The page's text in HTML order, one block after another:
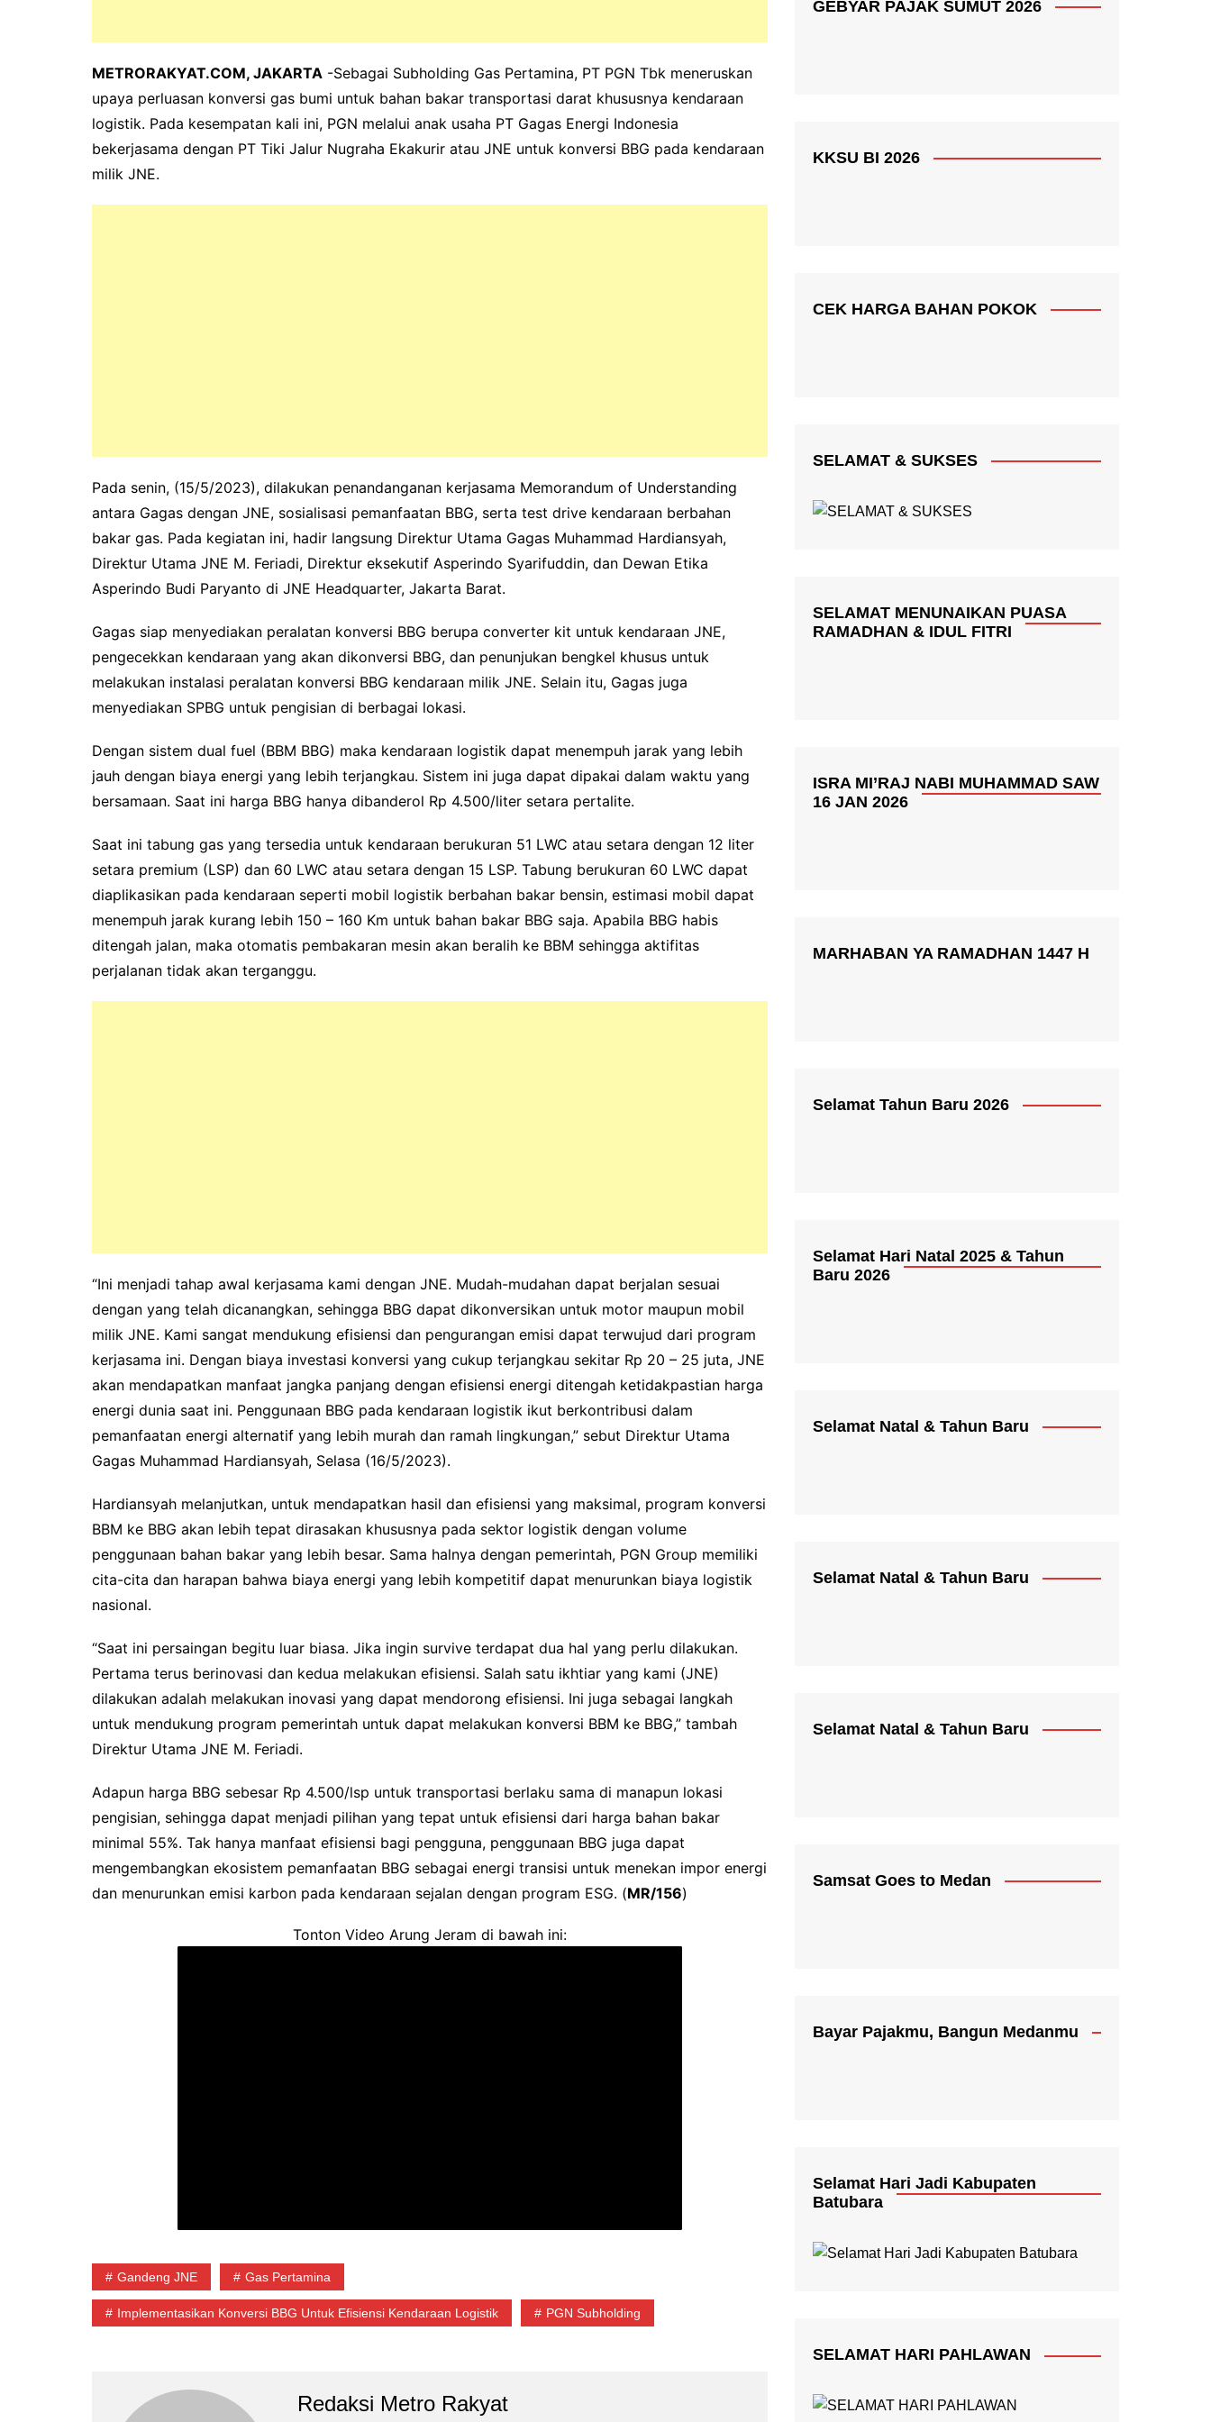
METRORAKYAT.COM, JAKARTA -Sebagai Subholding Gas Pertamina, PT PGN Tbk meneruskan
upaya perluasan konversi gas bumi untuk bahan bakar transportasi darat khususnya kendaraan
logistik. Pada kesempatan kali ini, PGN melalui anak usaha PT Gagas Energi Indonesia
bekerjasama dengan PT Tiki Jalur Nugraha Ekakurir atau JNE untuk konversi BBG pada kendaraan
milik JNE.
Pada senin, (15/5/2023), dilakukan penandanganan kerjasama Memorandum of Understanding
antara Gagas dengan JNE, sosialisasi pemanfaatan BBG, serta test drive kendaraan berbahan
bakar gas. Pada kegiatan ini, hadir langsung Direktur Utama Gagas Muhammad Hardiansyah,
Direktur Utama JNE M. Feriadi, Direktur eksekutif Asperindo Syarifuddin, dan Dewan Etika
Asperindo Budi Paryanto di JNE Headquarter, Jakarta Barat.
Gagas siap menyediakan peralatan konversi BBG berupa converter kit untuk kendaraan JNE,
pengecekkan kendaraan yang akan dikonversi BBG, dan penunjukan bengkel khusus untuk
melakukan instalasi peralatan konversi BBG kendaraan milik JNE. Selain itu, Gagas juga
menyediakan SPBG untuk pengisian di berbagai lokasi.
Dengan sistem dual fuel (BBM BBG) maka kendaraan logistik dapat menempuh jarak yang lebih
jauh dengan biaya energi yang lebih terjangkau. Sistem ini juga dapat dipakai dalam waktu yang
bersamaan. Saat ini harga BBG hanya dibanderol Rp 4.500/liter setara pertalite.
Saat ini tabung gas yang tersedia untuk kendaraan berukuran 51 LWC atau setara dengan 12 liter
setara premium (LSP) dan 60 LWC atau setara dengan 15 LSP. Tabung berukuran 60 LWC dapat
diaplikasikan pada kendaraan seperti mobil logistik berbahan bakar bensin, estimasi mobil dapat
menempuh jarak kurang lebih 150 – 160 Km untuk bahan bakar BBG saja. Apabila BBG habis
ditengah jalan, maka otomatis pembakaran mesin akan beralih ke BBM sehingga aktifitas
perjalanan tidak akan terganggu.
“Ini menjadi tahap awal kerjasama kami dengan JNE. Mudah-mudahan dapat berjalan sesuai
dengan yang telah dicanangkan, sehingga BBG dapat dikonversikan untuk motor maupun mobil
milik JNE. Kami sangat mendukung efisiensi dan pengurangan emisi dapat terwujud dari program
kerjasama ini. Dengan biaya investasi konversi yang cukup terjangkau sekitar Rp 20 – 25 juta, JNE
akan mendapatkan manfaat jangka panjang dengan efisiensi energi ditengah ketidakpastian harga
energi dunia saat ini. Penggunaan BBG pada kendaraan logistik ikut berkontribusi dalam
pemanfaatan energi alternatif yang lebih murah dan ramah lingkungan,” sebut Direktur Utama
Gagas Muhammad Hardiansyah, Selasa (16/5/2023).
Hardiansyah melanjutkan, untuk mendapatkan hasil dan efisiensi yang maksimal, program konversi
BBM ke BBG akan lebih tepat dirasakan khususnya pada sektor logistik dengan volume
penggunaan bahan bakar yang lebih besar. Sama halnya dengan pemerintah, PGN Group memiliki
cita-cita dan harapan bahwa biaya energi yang lebih kompetitif dapat menurunkan biaya logistik
nasional.
“Saat ini persaingan begitu luar biasa. Jika ingin survive terdapat dua hal yang perlu dilakukan.
Pertama terus berinovasi dan kedua melakukan efisiensi. Salah satu ikhtiar yang kami (JNE)
dilakukan adalah melakukan inovasi yang dapat mendorong efisiensi. Ini juga sebagai langkah
untuk mendukung program pemerintah untuk dapat melakukan konversi BBM ke BBG,” tambah
Direktur Utama JNE M. Feriadi.
Adapun harga BBG sebesar Rp 4.500/lsp untuk transportasi berlaku sama di manapun lokasi
pengisian, sehingga dapat menjadi pilihan yang tepat untuk efisiensi dari harga bahan bakar
minimal 55%. Tak hanya manfaat efisiensi bagi pengguna, penggunaan BBG juga dapat
mengembangkan ekosistem pemanfaatan BBG sebagai energi transisi untuk menekan impor energi
dan menurunkan emisi karbon pada kendaraan sejalan dengan program ESG. (MR/156)
Tonton Video Arung Jeram di bawah ini:
Gandeng JNE Gas Pertamina
Implementasikan Konversi BBG Untuk Efisiensi Kendaraan Logistik PGN Subholding
Redaksi Metro Rakyat
GEBYAR PAJAK SUMUT 2026
KKSU BI 2026
CEK HARGA BAHAN POKOK
SELAMAT & SUKSES
SELAMAT MENUNAIKAN PUASA
RAMADHAN & IDUL FITRI
ISRA MI’RAJ NABI MUHAMMAD SAW
16 JAN 2026
MARHABAN YA RAMADHAN 1447 H
Selamat Tahun Baru 2026
Selamat Hari Natal 2025 & Tahun
Baru 2026
Selamat Natal & Tahun Baru
Selamat Natal & Tahun Baru
Selamat Natal & Tahun Baru
Samsat Goes to Medan
Bayar Pajakmu, Bangun Medanmu
Selamat Hari Jadi Kabupaten
Batubara
SELAMAT HARI PAHLAWAN